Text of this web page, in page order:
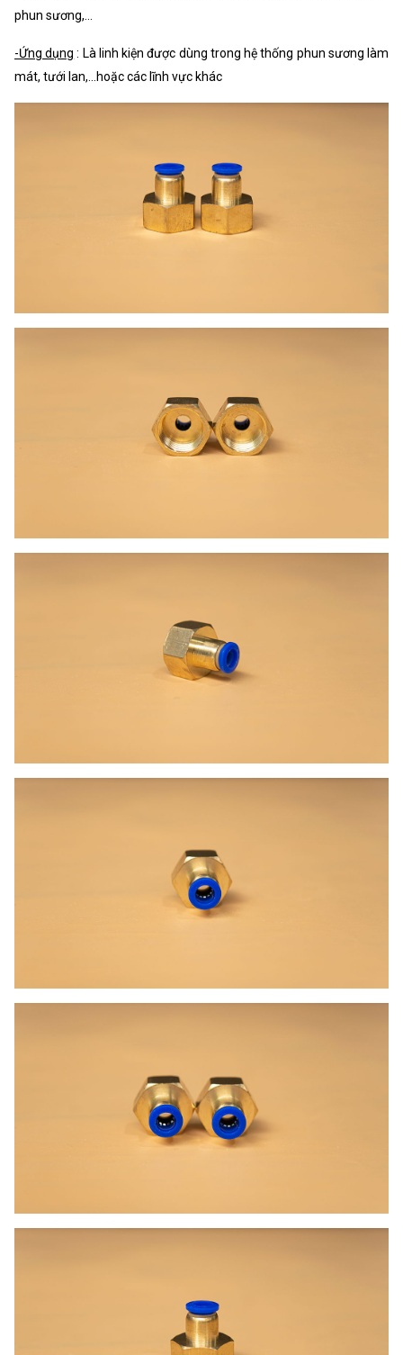
phun sương,...
-Ứng dụng : Là linh kiện được dùng trong hệ thống phun sương làm
mát, tưới lan,...hoặc các lĩnh vực khác